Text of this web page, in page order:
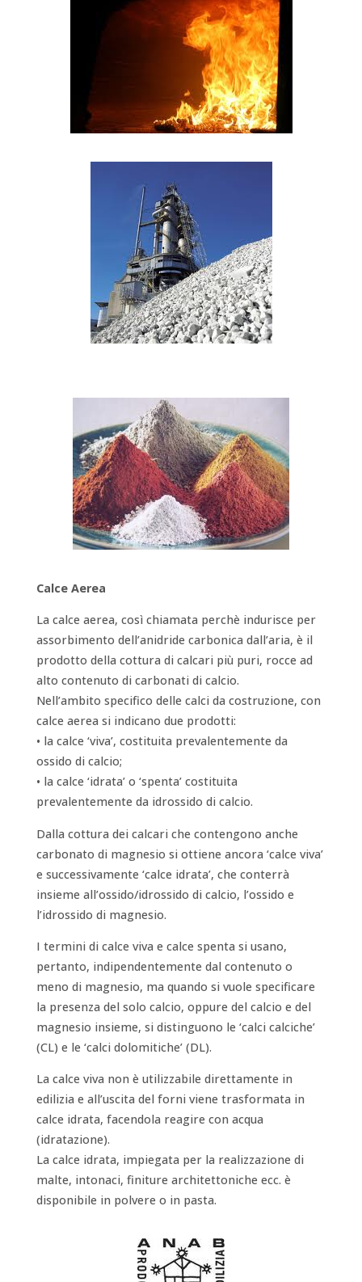
Calce Aerea
La calce aerea, così chiamata perchè indurisce per
assorbimento dell’anidride carbonica dall’aria, è il
prodotto della cottura di calcari più puri, rocce ad
alto contenuto di carbonati di calcio.
Nell’ambito specifico delle calci da costruzione, con
calce aerea si indicano due prodotti:
• la calce ‘viva’, costituita prevalentemente da
ossido di calcio;
• la calce ‘idrata’ o ‘spenta’ costituita
prevalentemente da idrossido di calcio.
Dalla cottura dei calcari che contengono anche
carbonato di magnesio si ottiene ancora ‘calce viva’
e successivamente ‘calce idrata’, che conterrà
insieme all’ossido/idrossido di calcio, l’ossido e
l’idrossido di magnesio.
I termini di calce viva e calce spenta si usano,
pertanto, indipendentemente dal contenuto o
meno di magnesio, ma quando si vuole specificare
la presenza del solo calcio, oppure del calcio e del
magnesio insieme, si distinguono le ‘calci calciche’
(CL) e le ‘calci dolomitiche’ (DL).
La calce viva non è utilizzabile direttamente in
edilizia e all’uscita del forni viene trasformata in
calce idrata, facendola reagire con acqua
(idratazione).
La calce idrata, impiegata per la realizzazione di
malte, intonaci, finiture architettoniche ecc. è
disponibile in polvere o in pasta.